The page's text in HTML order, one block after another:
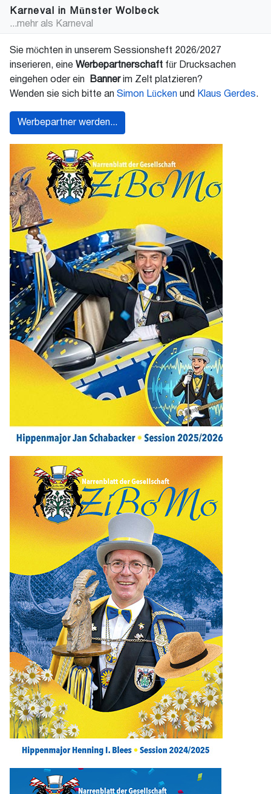
Karneval in Münster Wolbeck
...mehr als Karneval
Sie möchten in unserem Sessionsheft 2026/2027
inserieren, eine Werbepartnerschaft für Drucksachen
eingehen oder ein
Banner im Zelt platzieren?
Wenden sie sich bitte an Simon Lücken und Klaus Gerdes.
Werbepartner werden...